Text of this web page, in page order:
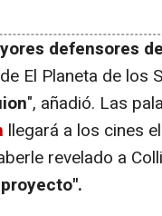
defensores
El Planeta de los
", añadió. Las
llegará a los cines el
revelado a